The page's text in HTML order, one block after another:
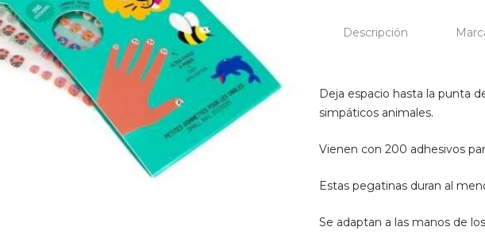
Descripción
Deja espacio hasta la punta
simpáticos animales.
Vienen con 200 adhesivos
Estas pegatinas duran al
Se adaptan a las manos de